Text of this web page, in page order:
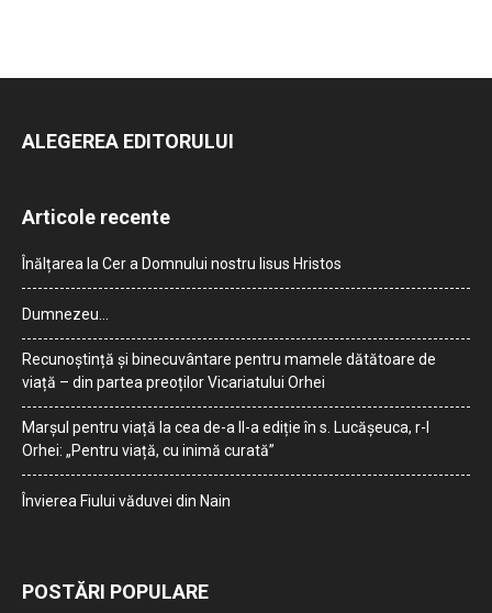
ALEGEREA EDITORULUI
Articole recente
Înălțarea la Cer a Domnului nostru Iisus Hristos
Dumnezeu…
Recunoștință și binecuvântare pentru mamele dătătoare de
viață – din partea preoților Vicariatului Orhei
Marșul pentru viață la cea de-a II-a ediție în s. Lucășeuca, r-l
Orhei: „Pentru viață, cu inimă curată”
Învierea Fiului văduvei din Nain
POSTĂRI POPULARE